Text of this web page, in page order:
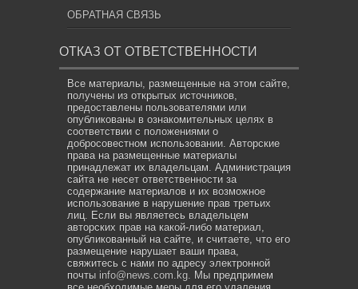
ОБРАТНАЯ СВЯЗЬ
ОТКАЗ ОТ ОТВЕТСТВЕННОСТИ
Все материалы, размещенные на этом сайте,
получены из открытых источников,
предоставлены пользователями или
опубликованы в ознакомительных целях в
соответствии с положениями о
добросовестном использовании. Авторские
права на размещенные материалы
принадлежат их владельцам. Администрация
сайта не несет ответственности за
содержание материалов и их возможное
использование в нарушение прав третьих
лиц. Если вы являетесь владельцем
авторских прав на какой-либо материал,
опубликованный на сайте, и считаете, что его
размещение нарушает ваши права,
свяжитесь с нами по адресу электронной
почты info@news.com.kg . Мы предпримем